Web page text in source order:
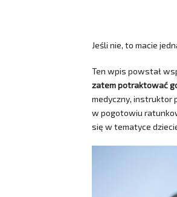
Jeśli nie, to macie
Ten wpis powstał
zatem potraktować
medyczny, instruktor
w pogotowiu
się w tematyce